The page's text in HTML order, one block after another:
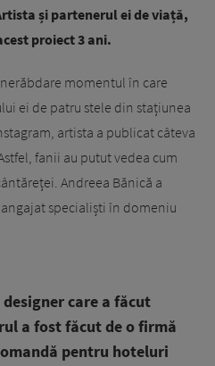
și partenerul ei de viață,
proiect 3 ani.
momentul în care
ei de patru stele din stațiunea
artista a publicat câteva
fanii au putut vedea cum
Andreea Bănică a
specialiști în domeniu
care a făcut
a fost făcut de o firmă
pentru hoteluri